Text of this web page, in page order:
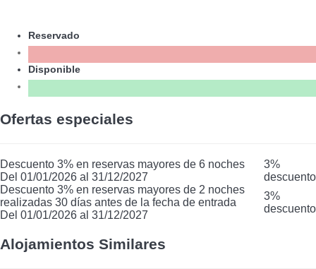
Reservado
Disponible
Ofertas especiales
Descuento 3% en reservas mayores de 6 noches
Del 01/01/2026 al 31/12/2027
3%
descuento
Descuento 3% en reservas mayores de 2 noches
realizadas 30 días antes de la fecha de entrada
Del 01/01/2026 al 31/12/2027
3%
descuento
Alojamientos Similares